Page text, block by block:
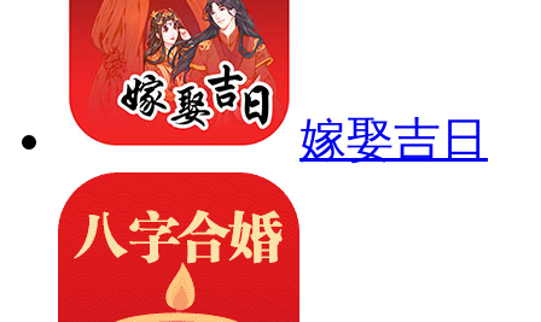
嫁娶吉日